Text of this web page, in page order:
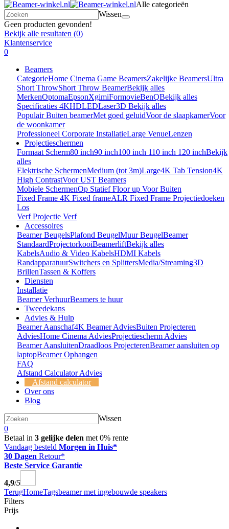
Alle categorieën
Wissen
Geen producten gevonden!
Bekijk alle resultaten (0)
Klantenservice
0
Beamers
CategorieHome Cinema Game BeamersZakelijke BeamersUltra
Short ThrowShort Throw BeamerBekijk alles
MerkenOptomaEpsonXgimiFormovieBenQBekijk alles
Specificaties 4KHDLEDLaser3D Bekijk alles
PopulairBuiten beamerMet goed geluidVoor de slaapkamerVoor
de woonkamer
Professioneel Corporate InstallatieLarge VenueLenzen
Projectieschermen
Formaat Scherm80 inch90 inch100 inch 110 inch 120 inchBekijk
alles
Elektrische SchermenMedium (tot 3m)Large4K Tab Tension4K
High ContrastVoor UST Beamers
Mobiele SchermenOp StatiefFloor up Voor Buiten
Fixed Frame 4K Fixed frameALR Fixed Frame Projectiedoeken
Los
VerfProjectie Verf
Accessoires
Beamer BeugelsPlafond BeugelMuur BeugelBeamer
StandaardProjectorkooiBeamerliftBekijk alles
KabelsAudio & Video KabelsHDMI Kabels
RandapparatuurSwitchers en SplittersMedia/Streaming3D
BrillenTassen & Koffers
Diensten
Installatie
Beamer VerhuurBeamers te huur
Tweedekans
Advies & Hulp
Beamer Aanschaf4K Beamer AdviesBuiten Projecteren
AdviesHome Cinema AdviesProjectiescherm Advies
Beamer AansluitenDraadloos ProjecterenBeamer aansluiten op
laptopBeamer Ophangen
FAQ
Afstand Calculator Advies
Afstand calculator
Over ons
Blog
Wissen
0
Betaal in 3 gelijke delen met 0% rente
Vandaag besteld Morgen in Huis*
30 Dagen Retour*
Beste Service Garantie
4,9/5
TerugHomeTagsbeamer met ingebouwde speakers
Filters
Prijs